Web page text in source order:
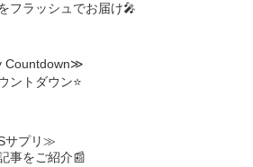
フラッシュでお届け🎤
ントダウン⭐
サプリ≫
事をご紹介📰